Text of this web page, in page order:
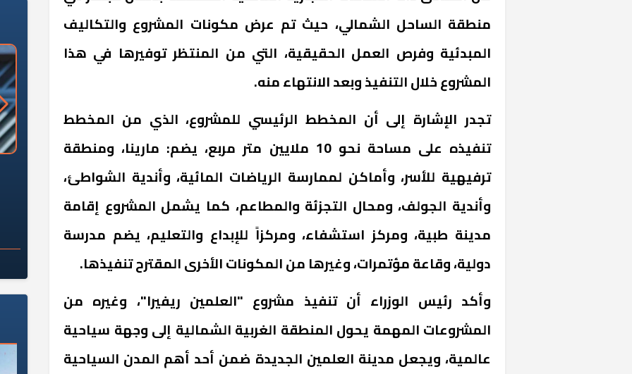
منطقة الساحل الشمالي، حيث تم عرض مكونات المشروع والتكاليف
المبدئية وفرص العمل الحقيقية، التي من المنتظر توفيرها في هذا
المشروع خلال التنفيذ وبعد الانتهاء منه.
تجدر الإشارة إلى أن المخطط الرئيسي للمشروع، الذي من المخطط
تنفيذه على مساحة نحو 10 ملايين متر مربع، يضم: مارينا، ومنطقة
ترفيهية للأسر، وأماكن لممارسة الرياضات المائية، وأندية الشواطئ،
وأندية الجولف، ومحال التجزئة والمطاعم، كما يشمل المشروع إقامة
مدينة طبية، ومركز استشفاء، ومركزاً للإبداع والتعليم، يضم مدرسة
دولية، وقاعة مؤتمرات، وغيرها من المكونات الأخرى المقترح تنفيذها.
وأكد رئيس الوزراء أن تنفيذ مشروع "العلمين ريفيرا"، وغيره من
المشروعات المهمة يحول المنطقة الغربية الشمالية إلى وجهة سياحية
عالمية، ويجعل مدينة العلمين الجديدة ضمن أحد أهم المدن السياحية
«وزارة الآثار»: العُثور على 10 توابيت
خشبية بفناء مقبرة "باكي"
سلامة الغذاء: 285 ألف طن صادرات
غذائية في أسبوع